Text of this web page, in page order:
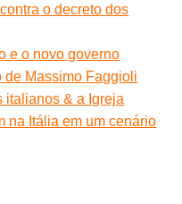
o decreto dos
e o novo governo
de Massimo Faggioli
italianos & a Igreja
na Itália em um cenário